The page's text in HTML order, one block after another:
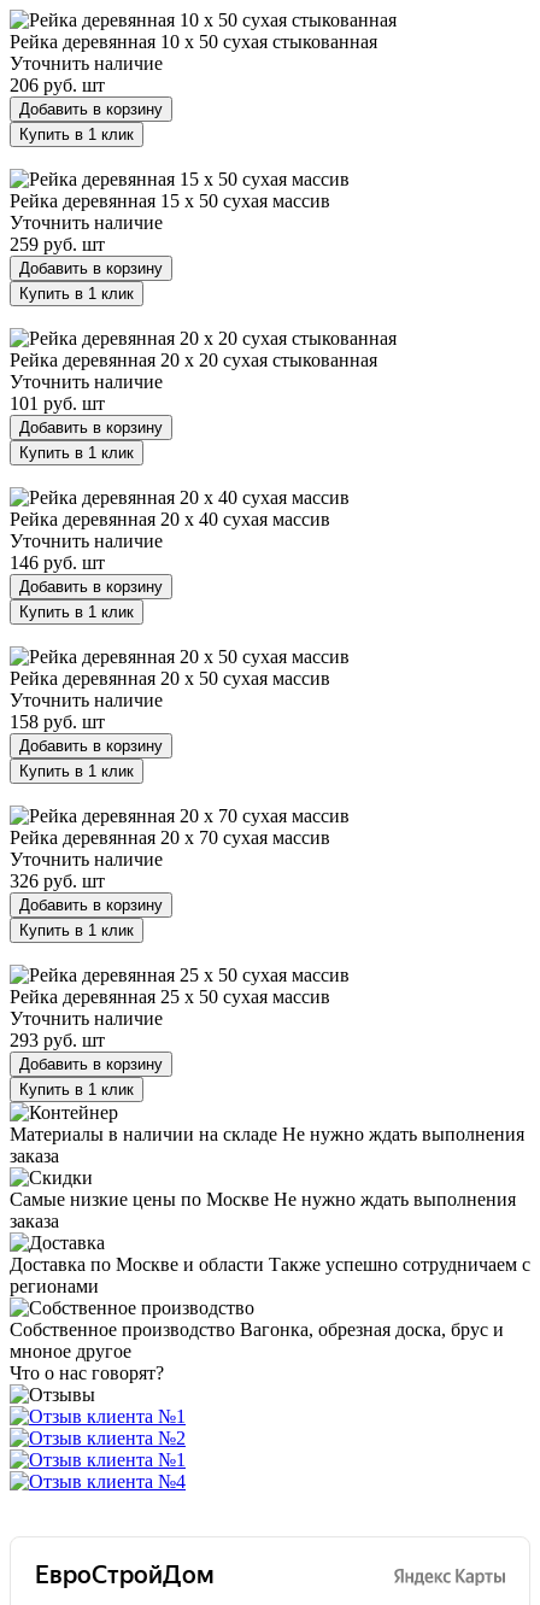
Рейка деревянная 10 х 50 сухая стыкованная
Уточнить наличие
206 руб. шт
Добавить в корзину
Купить в 1 клик
Рейка деревянная 15 х 50 сухая массив
Уточнить наличие
259 руб. шт
Добавить в корзину
Купить в 1 клик
Рейка деревянная 20 х 20 сухая стыкованная
Уточнить наличие
101 руб. шт
Добавить в корзину
Купить в 1 клик
Рейка деревянная 20 х 40 сухая массив
Уточнить наличие
146 руб. шт
Добавить в корзину
Купить в 1 клик
Рейка деревянная 20 х 50 сухая массив
Уточнить наличие
158 руб. шт
Добавить в корзину
Купить в 1 клик
Рейка деревянная 20 х 70 сухая массив
Уточнить наличие
326 руб. шт
Добавить в корзину
Купить в 1 клик
Рейка деревянная 25 х 50 сухая массив
Уточнить наличие
293 руб. шт
Добавить в корзину
Купить в 1 клик
Материалы в наличии на складе Не нужно ждать выполнения
заказа
Самые низкие цены по Москве Не нужно ждать выполнения
заказа
Доставка по Москве и области Также успешно сотрудничаем с
регионами
Собственное производство Вагонка, обрезная доска, брус и
мноное другое
Что о нас говорят?